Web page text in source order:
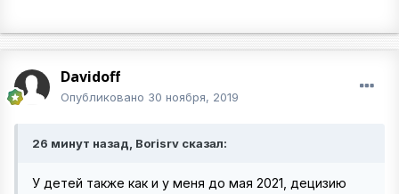
Davidoff
Опубликовано 30 ноября, 2019
26 минут назад, Borisrv сказал:
У детей также как и у меня до мая 2021, децизию